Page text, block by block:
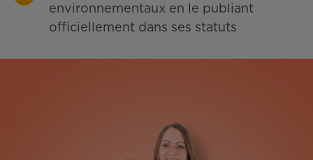
environnementaux en le publiant
officiellement dans ses statuts